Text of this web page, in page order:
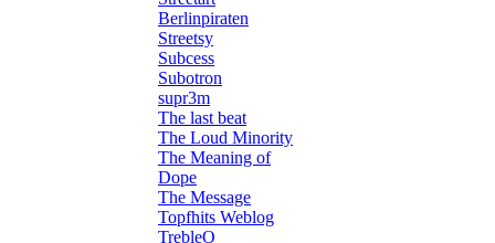
Berlinpiraten
Streetsy
Subcess
Subotron
supr3m
The last beat
The Loud Minority
The Meaning of
Dope
The Message
Topfhits Weblog
TrebleO